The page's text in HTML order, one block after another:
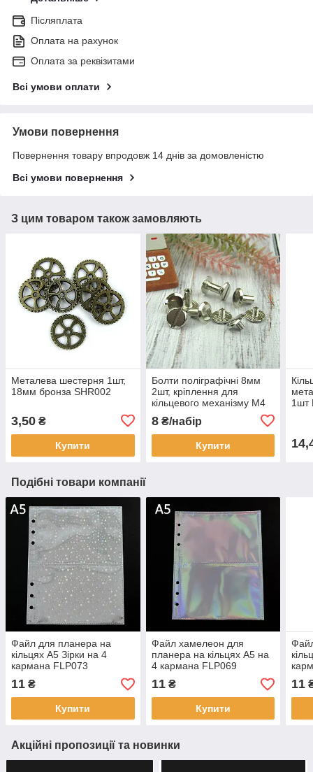
Післяплата
Оплата на рахунок
Оплата за реквізитами
Всі умови оплати
Умови повернення
Повернення товару впродовж 14 днів за домовленістю
Всі умови повернення
З цим товаром також замовляють
Металева шестерня 1шт,
18мм бронза SHR002
3,50 ₴
Купити
Болти поліграфічні 8мм
2шт, кріплення для
кільцевого механізму М4
8₴/набір
Купити
1шт
Подібні товари компанії
Файл для планера на
кільцях А5 Зірки на 4
кармана FLP073
11 ₴
Купити
Файл хамелеон для
планера на кільцях А5 на
4 кармана FLP069
11₴
Купити
11
Акційні пропозиції та новинки